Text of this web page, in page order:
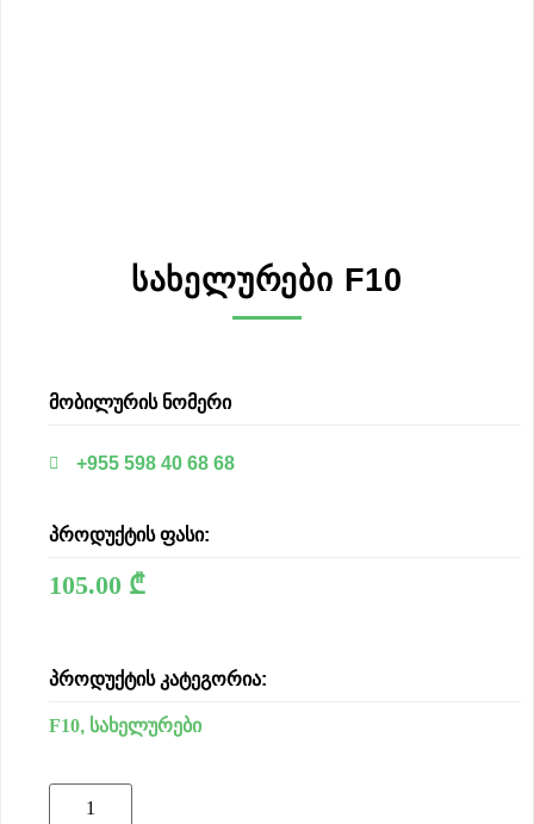
სახელურები F10
მობილურის ნომერი
+955 598 40 68 68
პროდუქტის ფასი:
105.00 ₾
პროდუქტის კატეგორია:
F10, სახელურები